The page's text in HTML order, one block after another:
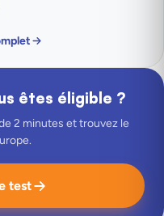
êtes éligible ?
2 minutes et trouvez le
test